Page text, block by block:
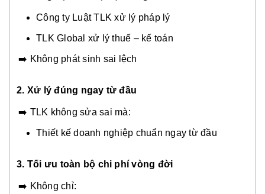
Công ty Luật TLK xử lý pháp lý
TLK Global xử lý thuế – kế toán
➡️ Không phát sinh sai lệch
2. Xử lý đúng ngay từ đầu
➡️ TLK không sửa sai mà:
Thiết kế doanh nghiệp chuẩn ngay từ đầu
3. Tối ưu toàn bộ chi phí vòng đời
➡️ Không chỉ: